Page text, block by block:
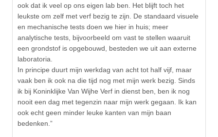
ook dat ik veel op ons eigen lab ben. Het blijft toch het
leukste om zelf met verf bezig te zijn. De standaard visuele
en mechanische tests doen we hier in huis; meer
analytische tests, bijvoorbeeld om vast te stellen waaruit
een grondstof is opgebouwd, besteden we uit aan externe
laboratoria.
In principe duurt mijn werkdag van acht tot half vijf, maar
vaak ben ik ook na die tijd nog met mijn werk bezig. Sinds
ik bij Koninklijke Van Wijhe Verf in dienst ben, ben ik nog
nooit een dag met tegenzin naar mijn werk gegaan. Ik kan
ook echt geen minder leuke kanten van mijn baan
bedenken.”